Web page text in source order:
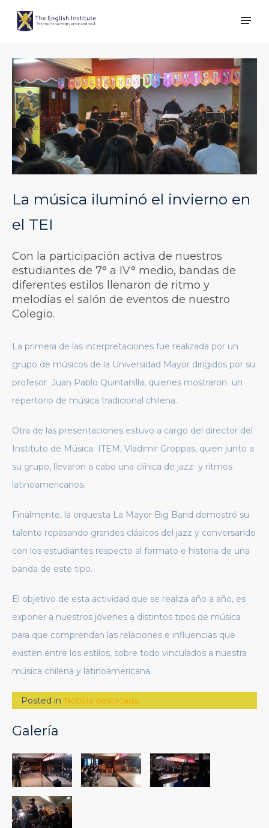
La música iluminó el invierno en
el TEI
Con la participación activa de nuestros
estudiantes de 7° a IV° medio, bandas de
diferentes estilos llenaron de ritmo y
melodías el salón de eventos de nuestro
Colegio.
La primera de las interpretaciones fue realizada por un
grupo de músicos de la Universidad Mayor dirigidos por su
profesor Juan Pablo Quintanilla, quienes mostraron un
repertorio de música tradicional chilena.
Otra de las presentaciones estuvo a cargo del director del
Instituto de Música ITEM, Vladimir Groppas, quien junto a
su grupo, llevaron a cabo una clínica de jazz y ritmos
latinoamericanos.
Finalmente, la orquesta La Mayor Big Band demostró su
talento repasando grandes clásicos del jazz y conversando
con los estudiantes respecto al formato e historia de una
banda de este tipo.
El objetivo de esta actividad que se realiza año a año, es
exponer a nuestros jóvenes a distintos tipos de música
para que comprendan las relaciones e influencias que
existen entre los estilos, sobre todo vinculados a nuestra
música chilena y latinoamericana.
Posted in Noticia destacada
Galería